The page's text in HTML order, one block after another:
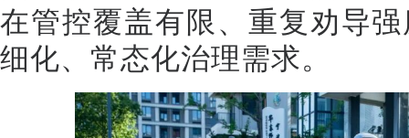
在管控覆盖有限、重复劝导
细化、常态化治理需求。